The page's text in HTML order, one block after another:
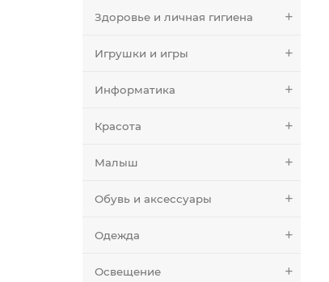
Здоровье и личная гигиена
Игрушки и игры
Информатика
Красота
Малыш
Обувь и аксессуары
Одежда
Освещение